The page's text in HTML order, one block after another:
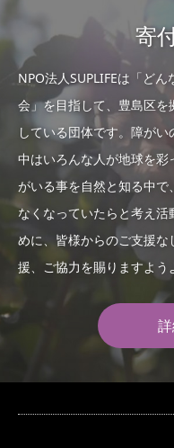
寄
NPO法人SUPLIFEは「ど
会」を目指して、豊島区
している団体です。障が
中はいろんな人が地球を
がいる事を自然と知る中
なくなっていたらと考え
めに、皆様からのご支援
援、ご協力を賜りますよう